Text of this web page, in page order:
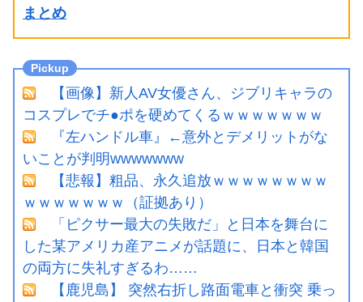
まとめ
【画像】新人AV女優さん、ジブリキャラの
コスプレでチ●ポを硬めてくるｗｗｗｗｗｗｗ
『左ハンドル車』←意外とデメリットがな
いことが判明wwwwwww
【悲報】粗品、永久追放ｗｗｗｗｗｗｗｗ
ｗｗｗｗｗｗｗ（証拠あり）
「ピクサー最大の失敗だ」と日本を舞台に
した某アメリカ産アニメが話題に、日本と韓国
の両方に失礼すぎるわ……
【鹿児島】 突然右折し路面電車と衝突 乗っ